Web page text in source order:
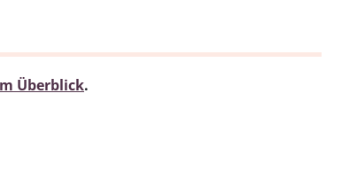
Überblick.